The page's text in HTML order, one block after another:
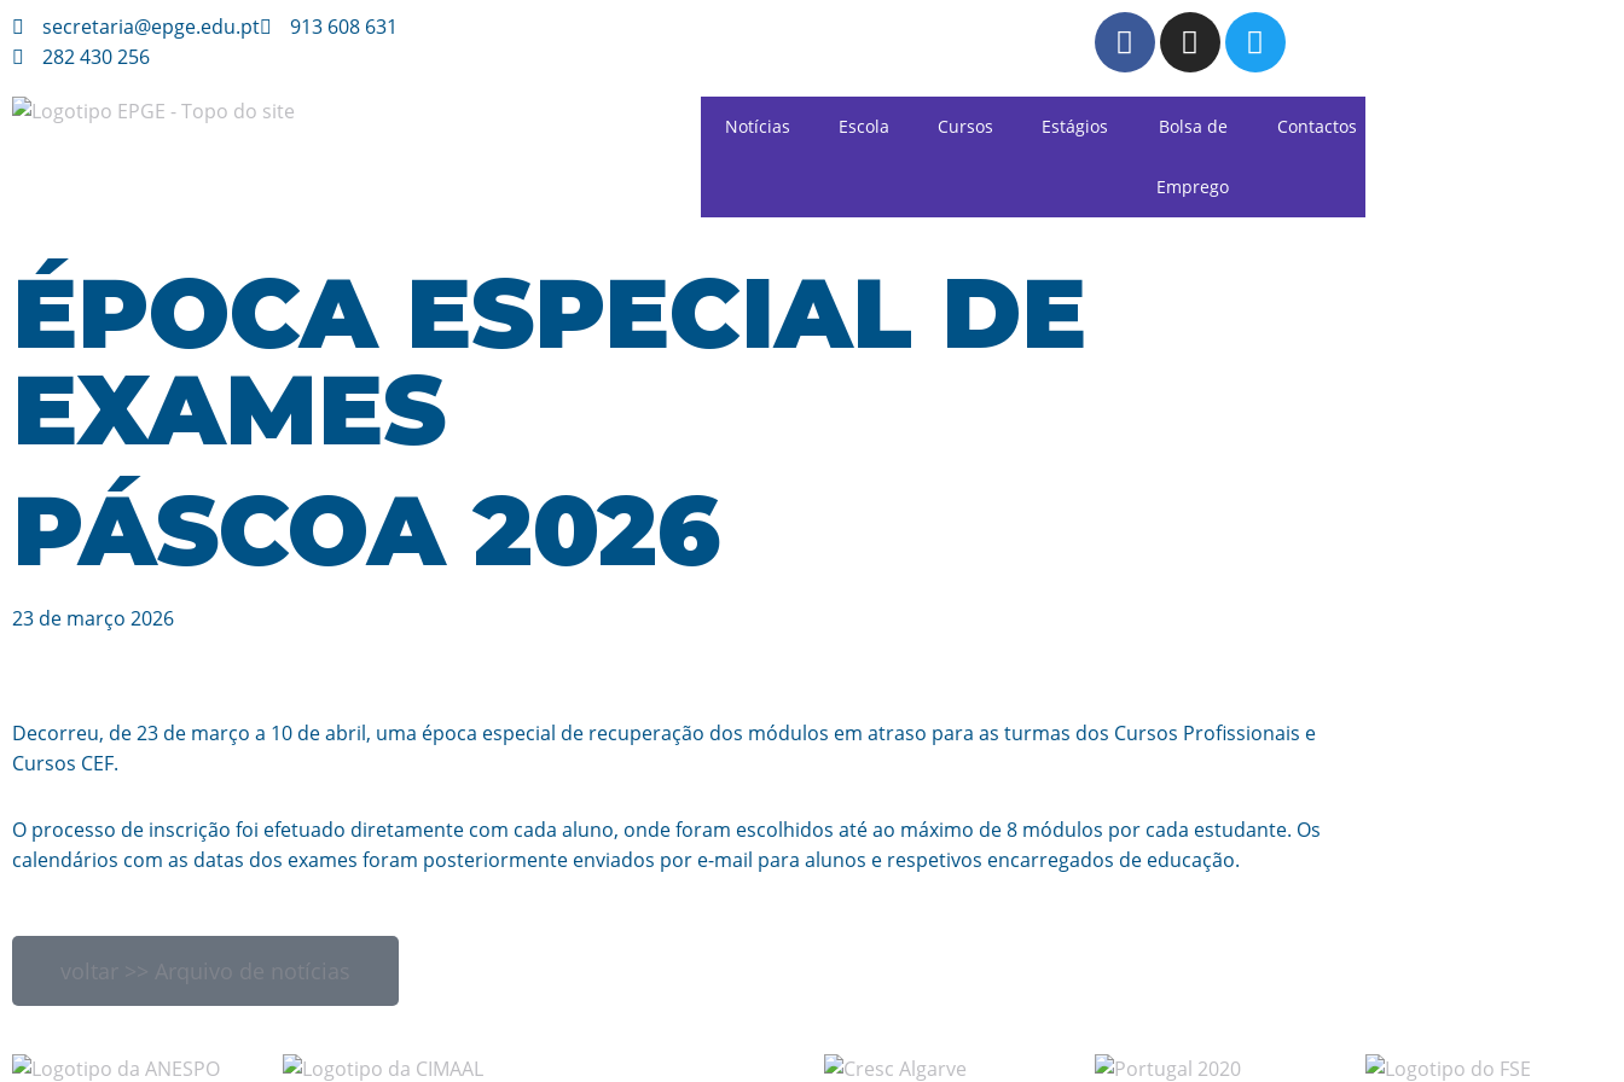
Avançar
para
secretaria@epge.edu.pt
913 608 631
282 430 256
Notícias Escola Cursos Estágios Bolsa de
Emprego
Contactos
ÉPOCA ESPECIAL DE
EXAMES
PÁSCOA 2026
23 de março 2026
Decorreu, de 23 de março a 10 de abril, uma época especial de recuperação dos módulos em atraso para as turmas dos Cursos Profissionais e
Cursos CEF.
O processo de inscrição foi efetuado diretamente com cada aluno, onde foram escolhidos até ao máximo de 8 módulos por cada estudante. Os
calendários com as datas dos exames foram posteriormente enviados por e-mail para alunos e respetivos encarregados de educação.